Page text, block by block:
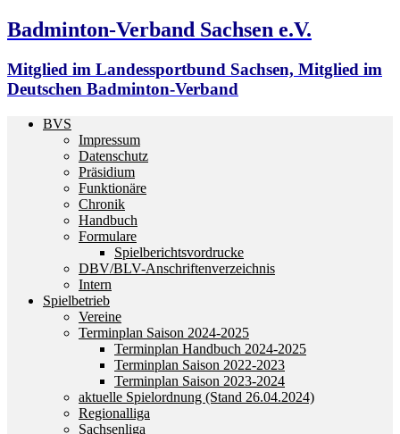
Badminton-Verband Sachsen e.V.
Mitglied im Landessportbund Sachsen, Mitglied im
Deutschen Badminton-Verband
BVS
Impressum
Datenschutz
Präsidium
Funktionäre
Chronik
Handbuch
Formulare
Spielberichtsvordrucke
DBV/BLV-Anschriftenverzeichnis
Intern
Spielbetrieb
Vereine
Terminplan Saison 2024-2025
Terminplan Handbuch 2024-2025
Terminplan Saison 2022-2023
Terminplan Saison 2023-2024
aktuelle Spielordnung (Stand 26.04.2024)
Regionalliga
Sachsenliga